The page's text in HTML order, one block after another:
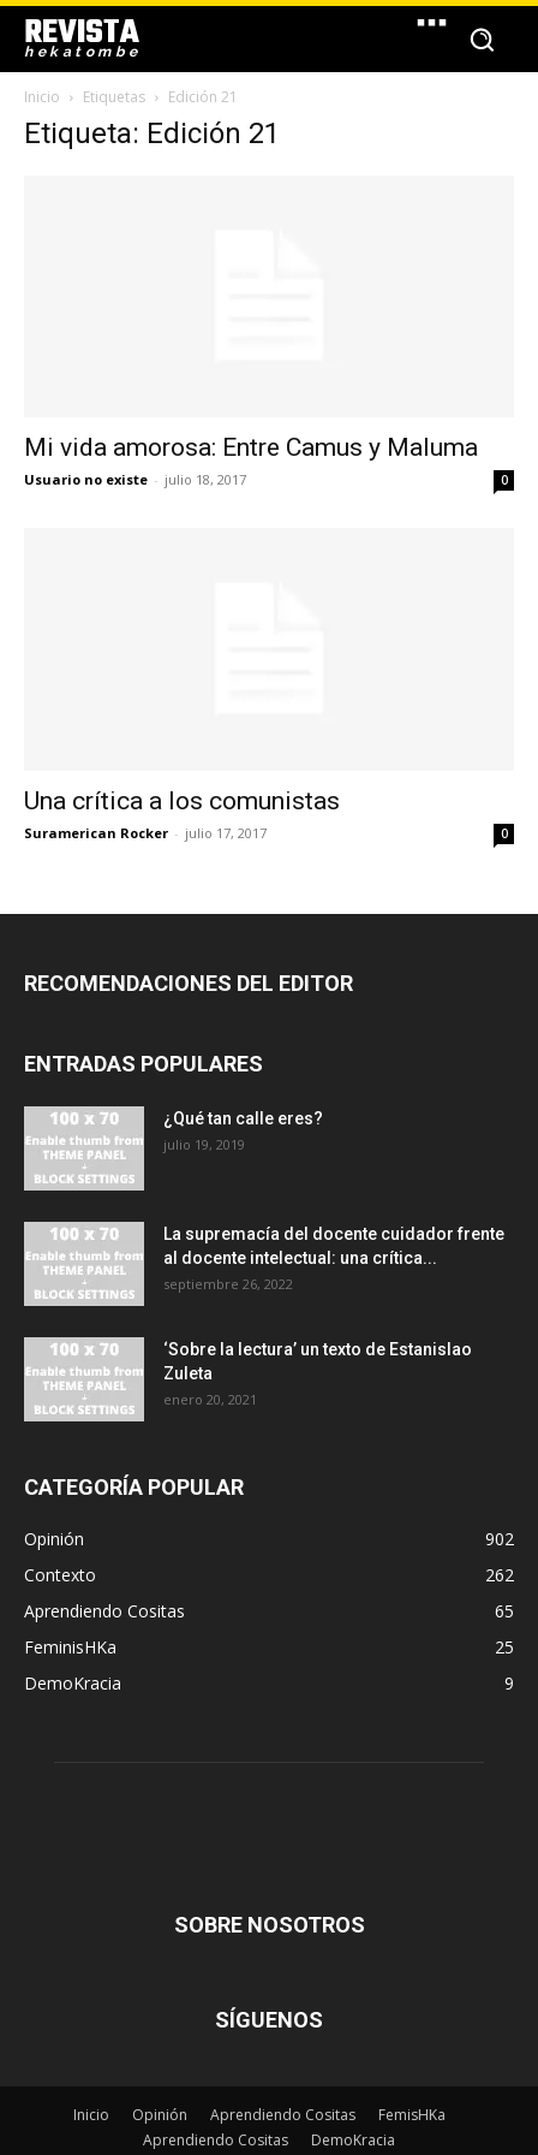
REVISTA
hekatombe
Inicio Etiquetas Edición 21
Etiqueta: Edición 21
Mi vida amorosa: Entre Camus y Maluma
Usuario no existe - julio 18, 2017 0
Una crítica a los comunistas
Suramerican Rocker - julio 17, 2017 0
RECOMENDACIONES DEL EDITOR
ENTRADAS POPULARES
¿Qué tan calle eres?
julio 19, 2019
La supremacía del docente cuidador frente
al docente intelectual: una crítica...
septiembre 26, 2022
‘Sobre la lectura’ un texto de Estanislao
Zuleta
enero 20, 2021
CATEGORÍA POPULAR
Opinión
902
Contexto
262
Aprendiendo Cositas
65
FeminisHKa
25
DemoKracia
9
SOBRE NOSOTROS
SÍGUENOS
Inicio Opinión Aprendiendo Cositas
FemisHKa
Aprendiendo Cositas
DemoKracia